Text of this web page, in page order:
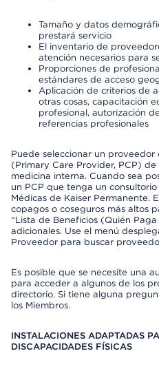
Tamaño y datos
prestará servicio
El inventario de
atención necesarios para
Proporciones de
estándares de acceso
Aplicación de criterios de
otras cosas, capacitación
profesional, autorización
referencias profesionales
Puede seleccionar un
(Primary Care Provider, PCP)
medicina interna. Cuando sea
un PCP que tenga un
Médicas de Kaiser Permanente.
copagos o coseguros más altos
“Lista de Beneficios (Quién
adicionales. Use el menú
Proveedor para buscar
Es posible que se necesite una
para acceder a algunos de los
directorio. Si tiene alguna
los Miembros.
INSTALACIONES ADAPTADAS
DISCAPACIDADES FÍSICAS